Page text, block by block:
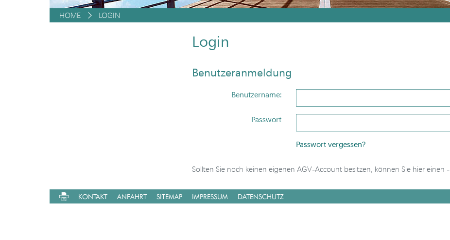
HOME LOGIN
Login
Benutzeranmeldung
Benutzername:
Passwort
Passwort vergessen?
Sollten Sie noch keinen eigenen AGV-Account besitzen, können Sie hier einen -
KONTAKT ANFAHRT SITEMAP IMPRESSUM DATENSCHUTZ